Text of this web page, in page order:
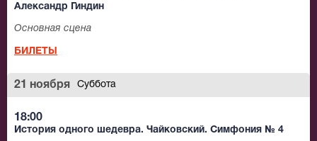
Александр Гиндин
Основная сцена
БИЛЕТЫ
21 ноября Суббота
18:00
История одного шедевра. Чайковский. Симфония № 4